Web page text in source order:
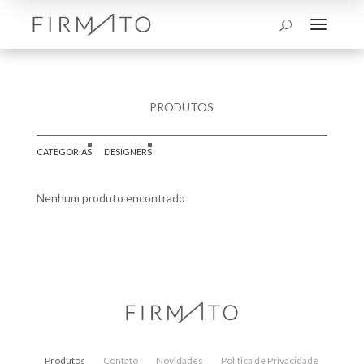
U a
PRODUTOS
CATEGORIAS DESIGNERS
Nenhum produto encontrado
Produtos Contato Novidades
Política de Privacidade